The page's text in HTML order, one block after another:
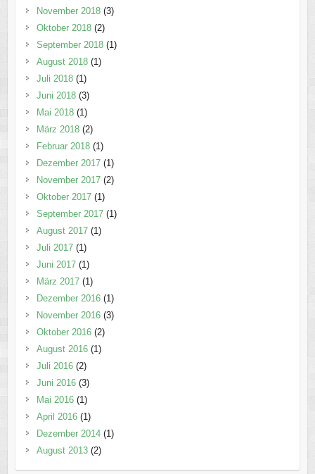
November 2018(3)
Oktober 2018(2)
September 2018(1)
August 2018(1)
Juli 2018(1)
Juni 2018(3)
Mai 2018(1)
März 2018(2)
Februar 2018(1)
Dezember 2017(1)
November 2017(2)
Oktober 2017(1)
September 2017(1)
August 2017(1)
Juli 2017(1)
Juni 2017(1)
März 2017(1)
Dezember 2016(1)
November 2016(3)
Oktober 2016(2)
August 2016(1)
Juli 2016(2)
Juni 2016(3)
Mai 2016(1)
April 2016(1)
Dezember 2014(1)
August 2013(2)